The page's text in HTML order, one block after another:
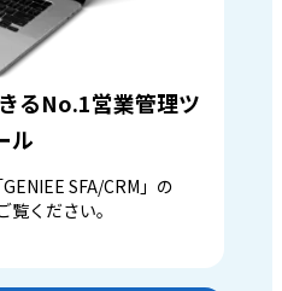
るNo.1営業管理ツ
ル
SFA/CRM」の
覧ください。